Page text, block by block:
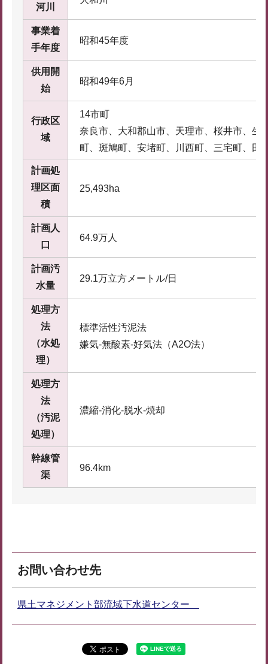
河川
事業着
手年度
昭和45年度
供用開
始
昭和49年6月
行政区
域
14市町
奈良市、大和郡山市、天理市、桜井市、生
町、斑鳩町、安堵町、川西町、三宅町、田
計画処
理区面
積
25,493ha
計画人
口
64.9万人
計画汚
水量
29.1万立方メートル/日
処理方
法
（水処
理）
標準活性汚泥法
嫌気-無酸素-好気法（A2O法）
処理方
法
（汚泥
処理）
濃縮-消化-脱水-焼却
幹線管
渠
96.4km
お問い合わせ先
県土マネジメント部流域下水道センター